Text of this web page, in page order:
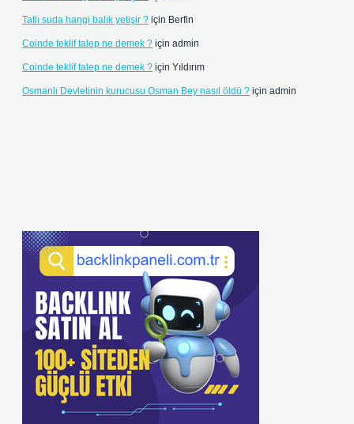
Tatlı suda hangi balık yetişir ? için Berfin
Coinde teklif talep ne demek ? için admin
Coinde teklif talep ne demek ? için Yıldırım
Osmanlı Devletinin kurucusu Osman Bey nasıl öldü ? için admin